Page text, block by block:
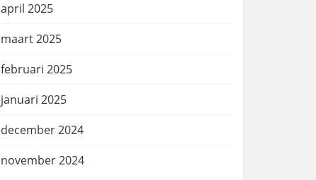
april 2025
maart 2025
februari 2025
januari 2025
december 2024
november 2024